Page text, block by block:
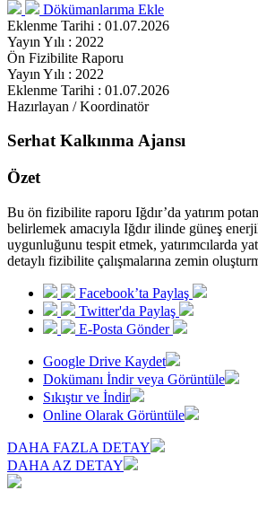
Dökümanlarıma Ekle
Eklenme Tarihi : 01.07.2026
Yayın Yılı : 2022
Ön Fizibilite Raporu
Yayın Yılı : 2022
Eklenme Tarihi : 01.07.2026
Hazırlayan / Koordinatör
Serhat Kalkınma Ajansı
Özet
Bu ön fizibilite raporu Iğdır’da yatırım
belirlemek amacıyla Iğdır ilinde güneş
uygunluğunu tespit etmek, yatırımcılarda
detaylı fizibilite çalışmalarına zemin
Facebook’ta Paylaş
Twitter'da Paylaş
E-Posta Gönder
Google Drive Kaydet
Dokümanı İndir veya Görüntüle
Sıkıştır ve İndir
Online Olarak Görüntüle
DAHA FAZLA DETAY
DAHA AZ DETAY